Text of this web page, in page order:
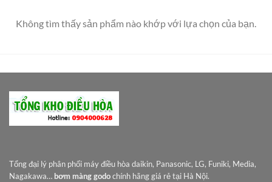
Không tìm thấy sản phẩm nào khớp với lựa chọn của bạn.
Tổng đại lý phân phối máy điều hòa daikin, Panasonic, LG, Funiki, Media,
Nagakawa… bơm màng godochính hãng giá rẻ tại Hà Nội.